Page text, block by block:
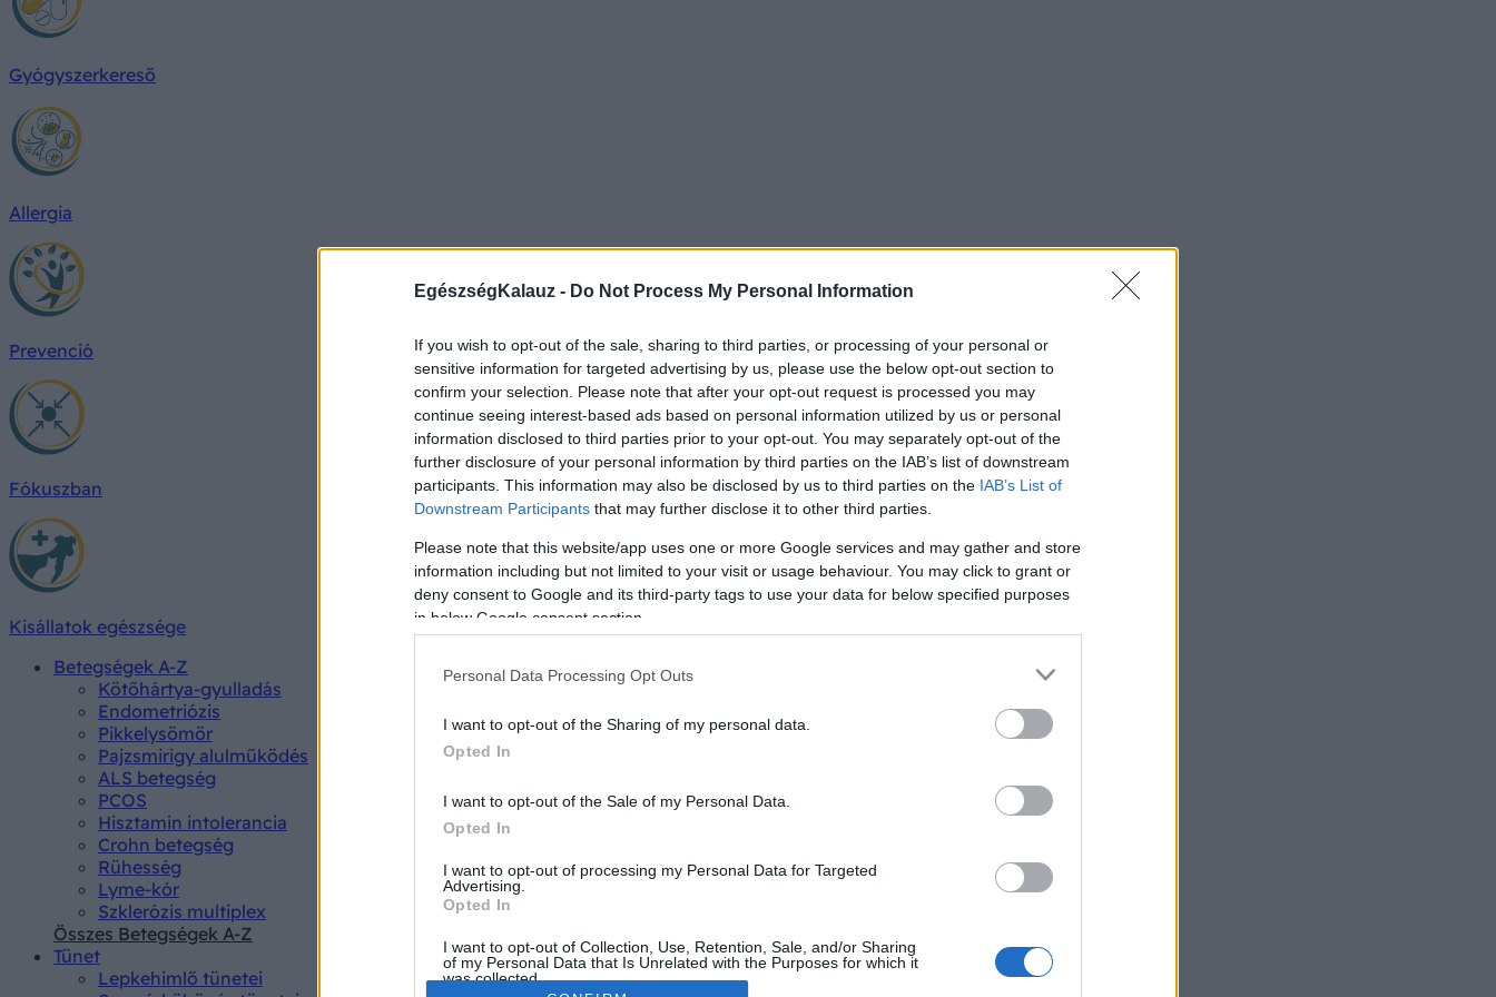
EgészségKalauz - Do Not Process My Personal Information
If you wish to opt-out of the sale, sharing to third parties, or processing of your personal or
sensitive information for targeted advertising by us, please use the below opt-out section to
confirm your selection. Please note that after your opt-out request is processed you may
continue seeing interest-based ads based on personal information utilized by us or personal
information disclosed to third parties prior to your opt-out. You may separately opt-out of the
further disclosure of your personal information by third parties on the IAB’s list of downstream
participants. This information may also be disclosed by us to third parties on the IAB’s List of
Downstream Participants that may further disclose it to other third parties.
Please note that this website/app uses one or more Google services and may gather and store
information including but not limited to your visit or usage behaviour. You may click to grant or
deny consent to Google and its third-party tags to use your data for below specified purposes
in below Google consent section.
Personal Data Processing Opt Outs
I want to opt-out of the Sharing of my personal data.
Opted In
I want to opt-out of the Sale of my Personal Data.
Opted In
I want to opt-out of processing my Personal Data for Targeted
Advertising.
Opted In
I want to opt-out of Collection, Use, Retention, Sale, and/or Sharing
of my Personal Data that Is Unrelated with the Purposes for which it
was collected.
Gyógyszerkereső
Allergia
Prevenció
Fókuszban
Kisállatok egészsége
Betegségek A-Z
Kötőhártya-gyulladás
Endometriózis
Pikkelysömör
Pajzsmirigy alulműködés
ALS betegség
PCOS
Hisztamin intolerancia
Crohn betegség
Rühesség
Lyme-kór
Szklerózis multiplex
Összes Betegségek A-Z
Tünet
Lepkehimlő tünetei